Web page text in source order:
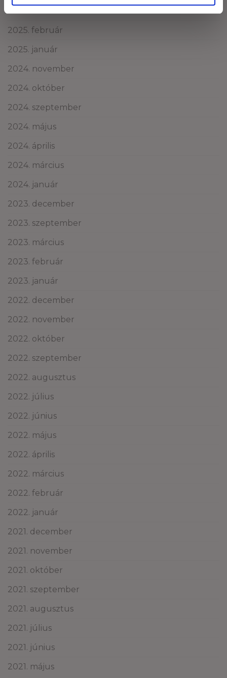
2025. március
2025. február
2025. január
2024. november
2024. október
2024. szeptember
2024. május
2024. április
2024. március
2024. január
2023. december
2023. szeptember
2023. március
2023. február
2023. január
2022. december
2022. november
2022. október
2022. szeptember
2022. augusztus
2022. július
2022. június
2022. május
2022. április
2022. március
2022. február
2022. január
2021. december
2021. november
2021. október
2021. szeptember
2021. augusztus
2021. július
2021. június
2021. május